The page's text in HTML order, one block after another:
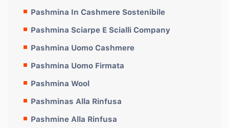
Pashmina In Cashmere Sostenibile
Pashmina Sciarpe E Scialli Company
Pashmina Uomo Cashmere
Pashmina Uomo Firmata
Pashmina Wool
Pashminas Alla Rinfusa
Pashmine Alla Rinfusa